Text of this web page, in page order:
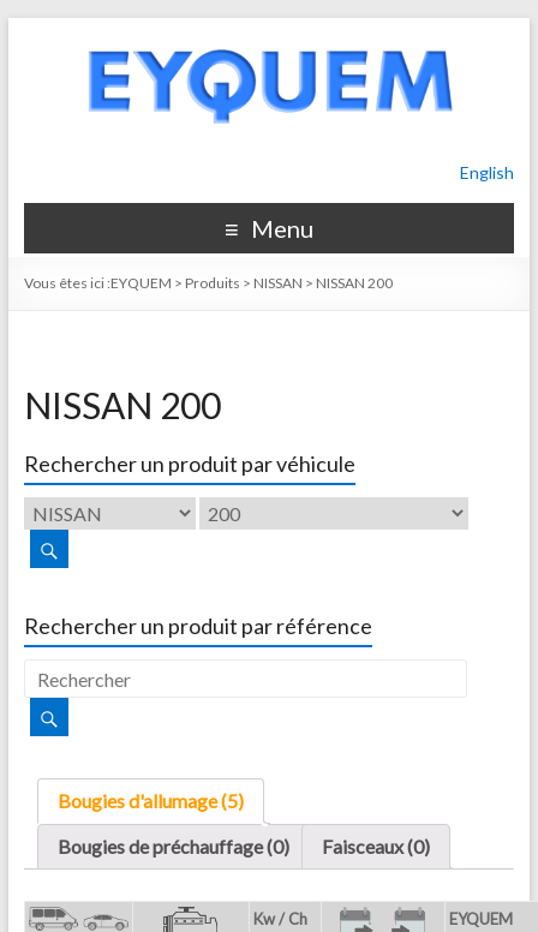
English
Menu
Vous êtes ici :EYQUEM > Produits > NISSAN > NISSAN 200
NISSAN 200
Rechercher un produit par véhicule
Rechercher un produit par référence
Bougies d'allumage (5)
Bougies de préchauffage (0)
Faisceaux (0)
Kw / Ch EYQUEM